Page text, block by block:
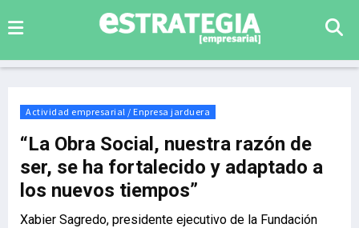
Actividad empresarial / Enpresa jarduera
“La Obra Social, nuestra razón de
ser, se ha fortalecido y adaptado a
los nuevos tiempos”
Xabier Sagredo, presidente ejecutivo de la Fundación